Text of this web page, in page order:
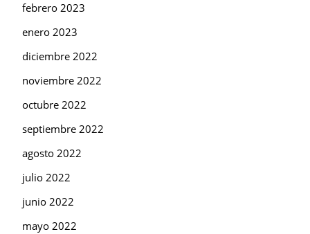
febrero 2023
enero 2023
diciembre 2022
noviembre 2022
octubre 2022
septiembre 2022
agosto 2022
julio 2022
junio 2022
mayo 2022